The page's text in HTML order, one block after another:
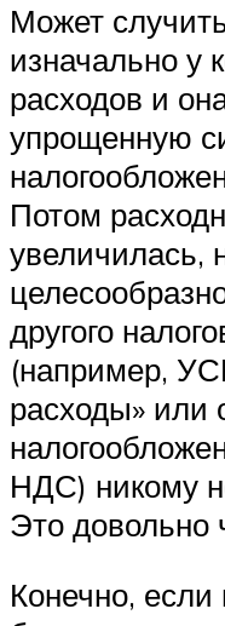
Может
изначально у
расходов и
упрощенную
Потом
увеличилась,
другого
(например,
расходы» или
НДС) никому
Это довольно
Конечно,